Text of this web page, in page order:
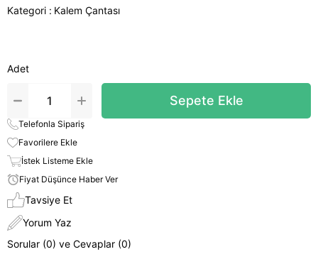
Kategori : Kalem Çantası
Adet
Telefonla Sipariş
Favorilere Ekle
İstek Listeme Ekle
Fiyat Düşünce Haber Ver
Tavsiye Et
Yorum Yaz
Sorular (0) ve Cevaplar (0)